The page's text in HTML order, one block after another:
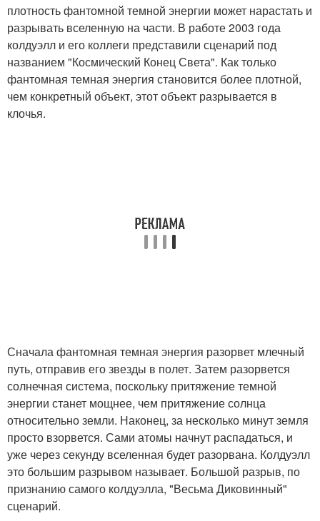
плотность фантомной темной энергии может нарастать и
разрывать вселенную на части. В работе 2003 года
колдуэлл и его коллеги представили сценарий под
названием "Космический Конец Света". Как только
фантомная темная энергия становится более плотной,
чем конкретный объект, этот объект разрывается в
клочья.
Сначала фантомная темная энергия разорвет млечный
путь, отправив его звезды в полет. Затем разорвется
солнечная система, поскольку притяжение темной
энергии станет мощнее, чем притяжение солнца
относительно земли. Наконец, за несколько минут земля
просто взорвется. Сами атомы начнут распадаться, и
уже через секунду вселенная будет разорвана. Колдуэлл
это большим разрывом называет. Большой разрыв, по
признанию самого колдуэлла, "Весьма Диковинный"
сценарий.